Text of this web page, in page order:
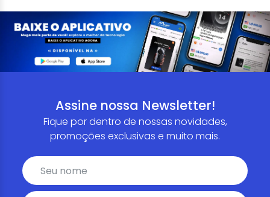
Assine nossa Newsletter!
Fique por dentro de nossas novidades,
promoções exclusivas e muito mais.